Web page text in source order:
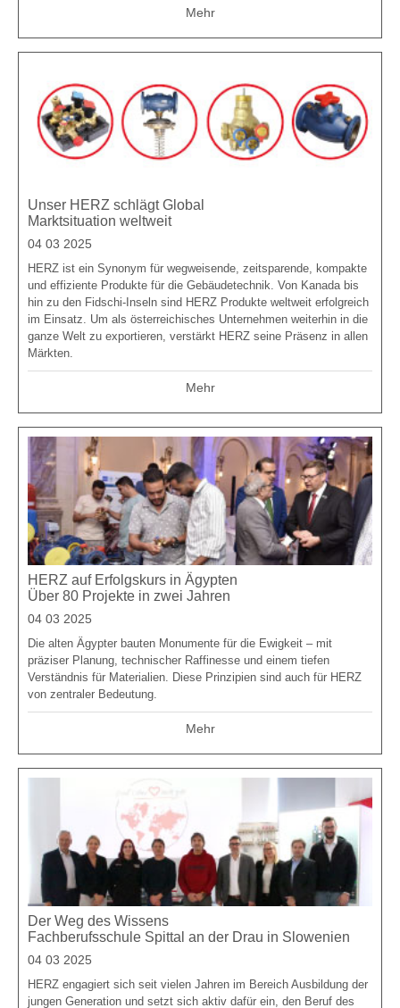
Mehr
Unser HERZ schlägt Global
Marktsituation weltweit
04 03 2025
HERZ ist ein Synonym für wegweisende, zeitsparende, kompakte
und effiziente Produkte für die Gebäudetechnik. Von Kanada bis
hin zu den Fidschi-Inseln sind HERZ Produkte weltweit erfolgreich
im Einsatz. Um als österreichisches Unternehmen weiterhin in die
ganze Welt zu exportieren, verstärkt HERZ seine Präsenz in allen
Märkten.
Mehr
HERZ auf Erfolgskurs in Ägypten
Über 80 Projekte in zwei Jahren
04 03 2025
Die alten Ägypter bauten Monumente für die Ewigkeit – mit
präziser Planung, technischer Raffinesse und einem tiefen
Verständnis für Materialien. Diese Prinzipien sind auch für HERZ
von zentraler Bedeutung.
Mehr
Der Weg des Wissens
Fachberufsschule Spittal an der Drau in Slowenien
04 03 2025
HERZ engagiert sich seit vielen Jahren im Bereich Ausbildung der
jungen Generation und setzt sich aktiv dafür ein, den Beruf des